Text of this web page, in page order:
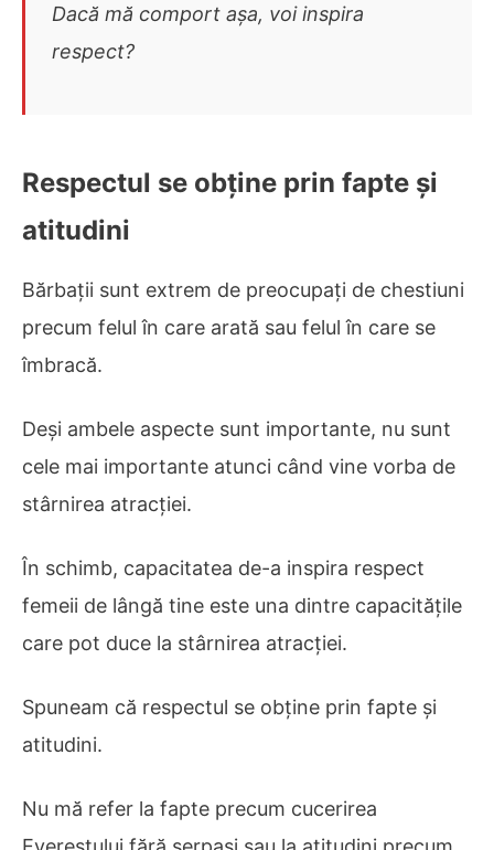
Dacă mă comport așa, voi inspira
respect?
Respectul se obține prin fapte și
atitudini
Bărbații sunt extrem de preocupați de chestiuni
precum felul în care arată sau felul în care se
îmbracă.
Deși ambele aspecte sunt importante, nu sunt
cele mai importante atunci când vine vorba de
stârnirea atracției.
În schimb, capacitatea de-a inspira respect
femeii de lângă tine este una dintre capacitățile
care pot duce la stârnirea atracției.
Spuneam că respectul se obține prin fapte și
atitudini.
Nu mă refer la fapte precum cucerirea